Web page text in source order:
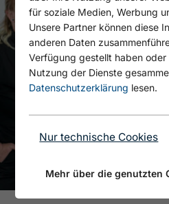
für soziale Medien, Werbung
Unsere Partner können diese
anderen Daten
Verfügung gestellt haben oder
Nutzung der Dienste
Datenschutzerklärung lesen.
Nur technische Cookies
Mehr über die genutzten